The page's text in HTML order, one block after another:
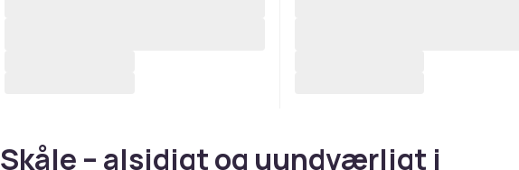
Skåle – alsidigt og uundværligt i